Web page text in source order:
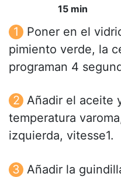
15 min
Poner en el
pimiento verde, la
programan 4
Añadir el aceite
temperatura
izquierda, vitesse1.
Añadir la